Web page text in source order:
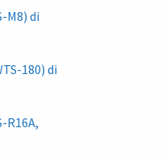
M8) di
180) di
R16A,